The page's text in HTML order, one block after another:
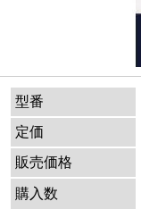
型番
定価
販売価格
購入数